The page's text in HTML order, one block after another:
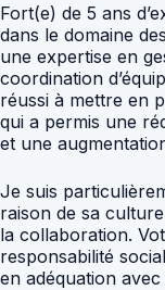
Fort(e) de 5 ans
dans le domaine
une expertise en
coordination
réussi à mettre en
qui a permis une
et une
Je suis
raison de sa
la collaboration.
responsabilité
en adéquation